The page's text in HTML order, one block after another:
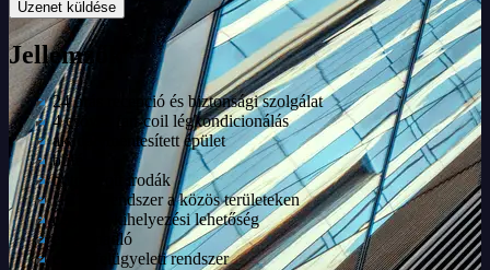
Üzenet küldése
Jellemzők
24 órás recepció és biztonsági szolgálat
4 csöves fan-coil légkondicionálás
akadálymentesített épület
büfé
bútorozott irodák
CCTV rendszer a közös területeken
cégtábla kihelyezési lehetőség
emelt padló
épületfelügyeleti rendszer